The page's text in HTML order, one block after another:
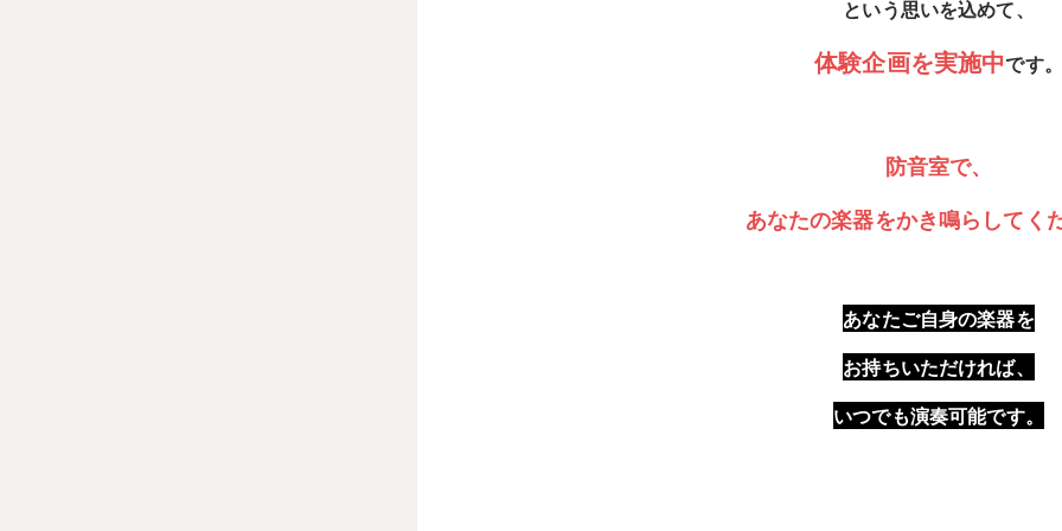
という思いを込めて、
体験企画を実施中です。
防音室で、
あなたの楽器をかき鳴らしてく
あなたご自身の楽器を
お持ちいただければ、
いつでも演奏可能です。